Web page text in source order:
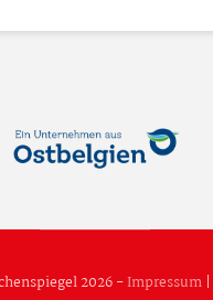
2026 -Impressum|